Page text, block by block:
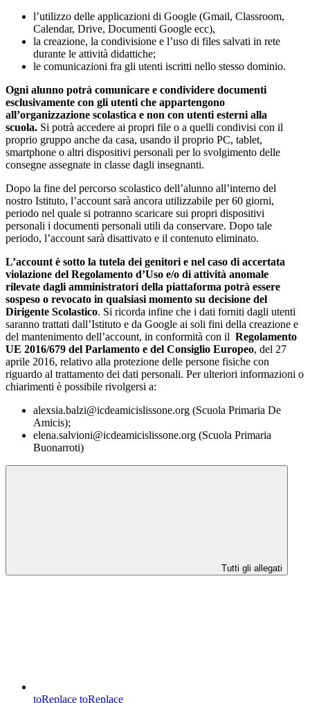
l’utilizzo delle applicazioni di Google (Gmail, Classroom,
Calendar, Drive, Documenti Google ecc),
la creazione, la condivisione e l’uso di files salvati in rete
durante le attività didattiche;
le comunicazioni fra gli utenti iscritti nello stesso dominio.
Ogni alunno potrà comunicare e condividere documenti
esclusivamente con gli utenti che appartengono
all’organizzazione scolastica e non con utenti esterni alla
scuola. Si potrà accedere ai propri file o a quelli condivisi con il
proprio gruppo anche da casa, usando il proprio PC, tablet,
smartphone o altri dispositivi personali per lo svolgimento delle
consegne assegnate in classe dagli insegnanti.
Dopo la fine del percorso scolastico dell’alunno all’interno del
nostro Istituto, l’account sarà ancora utilizzabile per 60 giorni,
periodo nel quale si potranno scaricare sui propri dispositivi
personali i documenti personali utili da conservare. Dopo tale
periodo, l’account sarà disattivato e il contenuto eliminato.
L’account è sotto la tutela dei genitori e nel caso di accertata
violazione del Regolamento d’Uso e/o di attività anomale
rilevate dagli amministratori della piattaforma potrà essere
sospeso o revocato in qualsiasi momento su decisione del
Dirigente Scolastico. Si ricorda infine che i dati forniti dagli utenti
saranno trattati dall’Istituto e da Google ai soli fini della creazione e
del mantenimento dell’account, in conformità con il Regolamento
UE 2016/679 del Parlamento e del Consiglio Europeo, del 27
aprile 2016, relativo alla protezione delle persone fisiche con
riguardo al trattamento dei dati personali. Per ulteriori informazioni o
chiarimenti è possibile rivolgersi a:
alexsia.balzi@icdeamicislissone.org (Scuola Primaria De
Amicis);
elena.salvioni@icdeamicislissone.org (Scuola Primaria
Buonarroti)
Tutti gli allegati
toReplace toReplace